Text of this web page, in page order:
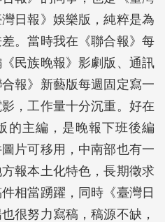
日報》娛樂版，純粹是為
。當時我在《聯合報》每
民族晚報》影劇版、通訊
報》新藝版每週固定寫一
，工作量十分沉重。好在
的主編，是晚報下班後編
片可移用，中南部也有一
報本土化特色，長期徵求
相當踴躍，同時《臺灣日
很努力寫稿，稿源不缺，